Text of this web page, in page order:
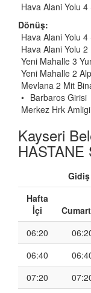
Hava Alani Yolu
Dönüş:
Hava Alani Yolu
Hava Alani Yolu 2
Yeni Mahalle 3
Yeni Mahalle 2
Mevlana 2 Mit
• Barbaros Girisi
Merkez Hrk Amligi
Kayseri
HASTANE
Gidiş
Hafta
İçi
06:20
06:40
07:20